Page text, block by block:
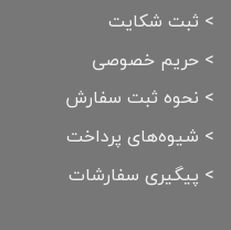
> ثبت شکایت
> حریم خصوصی
> نحوه ثبت سفارش
> شیوه‌های پرداخت
> پیگیری سفارشات